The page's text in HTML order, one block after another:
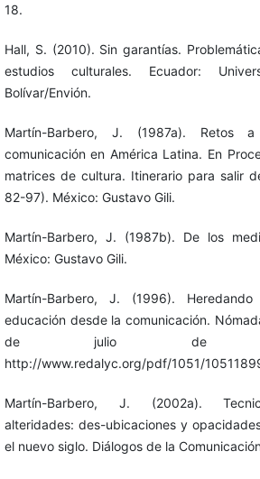
18.
Hall, S. (2010). Sin garantías.
estudios culturales. Ecuador:
Bolívar/Envión.
Martín-Barbero, J. (1987a). Retos
comunicación en América Latina. En
matrices de cultura. Itinerario para salir
82-97). México: Gustavo Gili.
Martín-Barbero, J. (1987b). De los
México: Gustavo Gili.
Martín-Barbero, J. (1996).
educación desde la comunicación.
de julio de
http://www.redalyc.org/pdf/1051/
Martín-Barbero, J. (2002a).
alteridades: des-ubicaciones y
el nuevo siglo. Diálogos de la